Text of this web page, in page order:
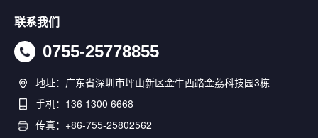
联系我们
0755-25778855
地址：广东省深圳市坪山新区金牛西路金荔科技园3栋
手机：136 1300 6668
传真：+86-755-25802562